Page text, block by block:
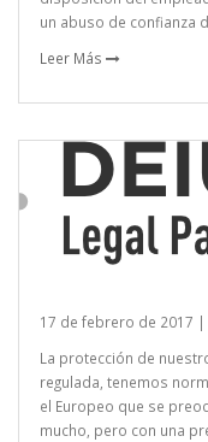
un abuso de confianza
Leer Más
17 de febrero de 2017 |
La protección de
regulada, tenemos
el Europeo que se
mucho, pero con una